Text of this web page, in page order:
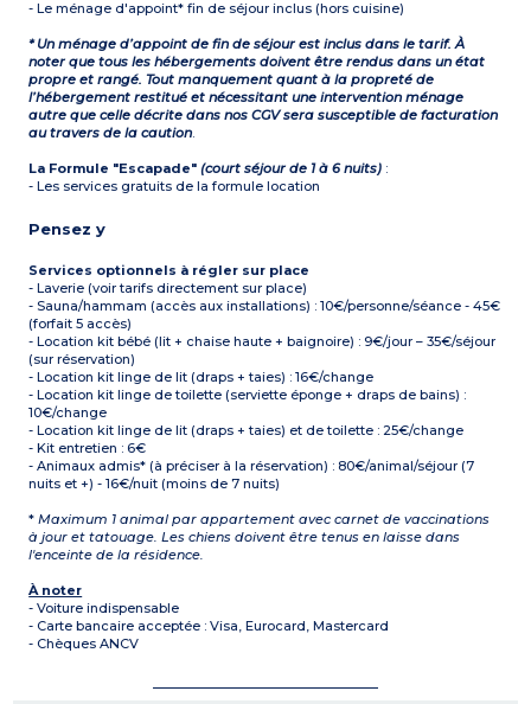
- Le ménage d'appoint* fin de séjour inclus (hors cuisine)
* Un ménage d’appoint de fin de séjour est inclus dans le tarif. À
noter que tous les hébergements doivent être rendus dans un état
propre et rangé. Tout manquement quant à la propreté de
l’hébergement restitué et nécessitant une intervention ménage
autre que celle décrite dans nos CGV sera susceptible de facturation
au travers de la caution.
La Formule "Escapade"(court séjour de 1 à 6 nuits) :
- Les services gratuits de la formule location
Pensez y
Services optionnels à régler sur place
- Laverie (voir tarifs directement sur place)
- Sauna/hammam (accès aux installations) : 10€/personne/séance - 45€
(forfait 5 accès)
- Location kit bébé (lit + chaise haute + baignoire) : 9€/jour – 35€/séjour
(sur réservation)
- Location kit linge de lit (draps + taies) : 16€/change
- Location kit linge de toilette (serviette éponge + draps de bains) :
10€/change
- Location kit linge de lit (draps + taies) et de toilette : 25€/change
- Kit entretien : 6€
- Animaux admis* (à préciser à la réservation) : 80€/animal/séjour (7
nuits et +) - 16€/nuit (moins de 7 nuits)
* Maximum 1 animal par appartement avec carnet de vaccinations
à jour et tatouage. Les chiens doivent être tenus en laisse dans
l'enceinte de la résidence.
À noter
- Voiture indispensable
- Carte bancaire acceptée : Visa, Eurocard, Mastercard
- Chèques ANCV